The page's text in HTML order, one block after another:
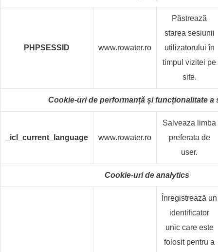
PHPSESSID www.rowater.ro
Păstrează
starea sesiunii
utilizatorului în
timpul vizitei pe
site.
Cookie-uri de performanță și funcționalitate a
_icl_current_language www.rowater.ro
Salveaza limba
preferata de
user.
Cookie-uri de analytics
Înregistrează un
identificator
unic care este
folosit pentru a